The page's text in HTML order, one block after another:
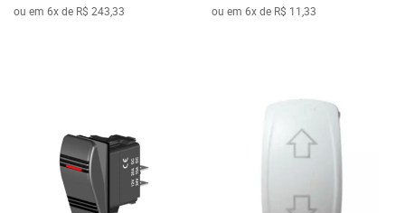
ou em 6xde R$ 243,33
ou em 6xde R$ 11,33